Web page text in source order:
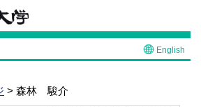
English
> 森林 駿介